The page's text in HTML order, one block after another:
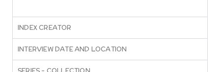
INDEX CREATOR
INTERVIEW DATE AND LOCATION